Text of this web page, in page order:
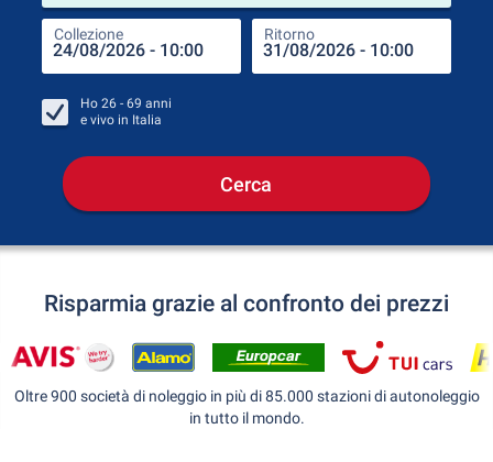
Collezione Ritorno
Ho 26 - 69 anni
e vivo in Italia
Cerca
Risparmia grazie al confronto dei prezzi
Oltre 900 società di noleggio in più di 85.000 stazioni di autonoleggio
in tutto il mondo.